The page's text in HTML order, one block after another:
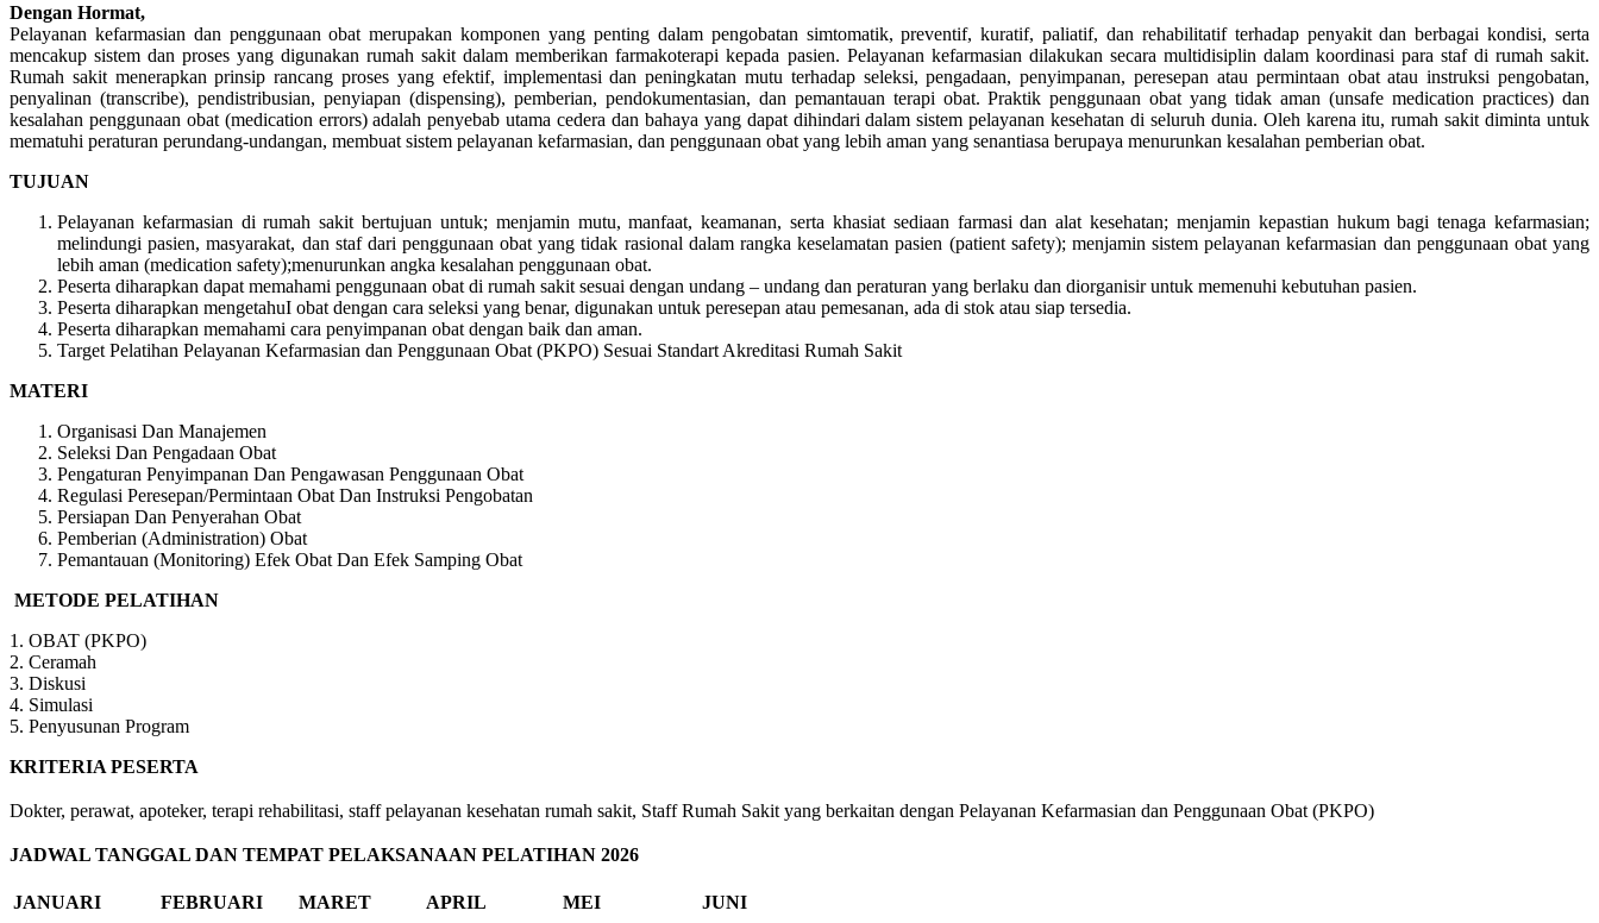
Dengan Hormat,
Pelayanan kefarmasian dan penggunaan obat merupakan komponen yang penting dalam pengobatan simtomatik, preventif, kuratif, paliatif, dan rehabilitatif terhadap penyakit dan berbagai kondisi, serta
mencakup sistem dan proses yang digunakan rumah sakit dalam memberikan farmakoterapi kepada pasien. Pelayanan kefarmasian dilakukan secara multidisiplin dalam koordinasi para staf di rumah sakit.
Rumah sakit menerapkan prinsip rancang proses yang efektif, implementasi dan peningkatan mutu terhadap seleksi, pengadaan, penyimpanan, peresepan atau permintaan obat atau instruksi pengobatan,
penyalinan (transcribe), pendistribusian, penyiapan (dispensing), pemberian, pendokumentasian, dan pemantauan terapi obat. Praktik penggunaan obat yang tidak aman (unsafe medication practices) dan
kesalahan penggunaan obat (medication errors) adalah penyebab utama cedera dan bahaya yang dapat dihindari dalam sistem pelayanan kesehatan di seluruh dunia. Oleh karena itu, rumah sakit diminta untuk
mematuhi peraturan perundang-undangan, membuat sistem pelayanan kefarmasian, dan penggunaan obat yang lebih aman yang senantiasa berupaya menurunkan kesalahan pemberian obat.
TUJUAN
Pelayanan kefarmasian di rumah sakit bertujuan untuk; menjamin mutu, manfaat, keamanan, serta khasiat sediaan farmasi dan alat kesehatan; menjamin kepastian hukum bagi tenaga kefarmasian;
melindungi pasien, masyarakat, dan staf dari penggunaan obat yang tidak rasional dalam rangka keselamatan pasien (patient safety); menjamin sistem pelayanan kefarmasian dan penggunaan obat yang
lebih aman (medication safety);menurunkan angka kesalahan penggunaan obat.
Peserta diharapkan dapat memahami penggunaan obat di rumah sakit sesuai dengan undang – undang dan peraturan yang berlaku dan diorganisir untuk memenuhi kebutuhan pasien.
Peserta diharapkan mengetahuI obat dengan cara seleksi yang benar, digunakan untuk peresepan atau pemesanan, ada di stok atau siap tersedia.
Peserta diharapkan memahami cara penyimpanan obat dengan baik dan aman.
Target Pelatihan Pelayanan Kefarmasian dan Penggunaan Obat (PKPO) Sesuai Standart Akreditasi Rumah Sakit
MATERI
Organisasi Dan Manajemen
Seleksi Dan Pengadaan Obat
Pengaturan Penyimpanan Dan Pengawasan Penggunaan Obat
Regulasi Peresepan/Permintaan Obat Dan Instruksi Pengobatan
Persiapan Dan Penyerahan Obat
Pemberian (Administration) Obat
Pemantauan (Monitoring) Efek Obat Dan Efek Samping Obat
METODE PELATIHAN
1. OBAT (PKPO)
2. Ceramah
3. Diskusi
4. Simulasi
5. Penyusunan Program
KRITERIA PESERTA
Dokter, perawat, apoteker, terapi rehabilitasi, staff pelayanan kesehatan rumah sakit, Staff Rumah Sakit yang berkaitan dengan Pelayanan Kefarmasian dan Penggunaan Obat (PKPO)
JADWAL TANGGAL DAN TEMPAT PELAKSANAAN PELATIHAN 2026
JANUARI FEBRUARI MARET APRIL MEI
JUNI